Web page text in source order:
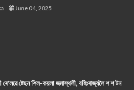
June 04, 2025
ৰে'লৱে ষ্টেছন শিল-কয়লা জমাস্থলী, বহিঃৰাজ্যলৈ শ শ টন